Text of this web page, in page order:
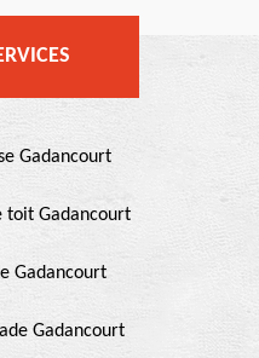
Gadancourt
toit Gadancourt
Gadancourt
Gadancourt